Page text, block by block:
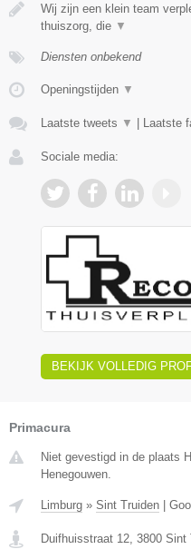
Wij zijn een klein team
thuiszorg, die ▼
Diensten onbekend
Openingstijden ▼
Laatste tweets ▼ | Laatste
Sociale media:
BEKIJK VOLLEDIG
Primacura
Niet gevestigd in de plaats
Henegouwen.
Limburg » Sint Truiden |
Duifhuisstraat 12 3800 Sint